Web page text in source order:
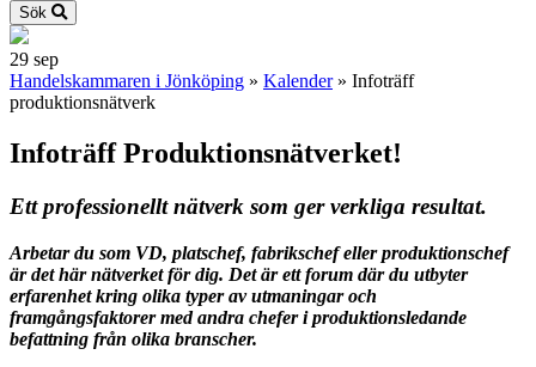
Sök
29 sep
Handelskammaren i Jönköping » Kalender » Infoträff
produktionsnätverk
Infoträff Produktionsnätverket!
Ett professionellt nätverk som ger verkliga resultat.
Arbetar du som VD, platschef, fabrikschef eller produktionschef
är det här nätverket för dig. Det är ett forum där du utbyter
erfarenhet kring olika typer av utmaningar och
framgångsfaktorer med andra chefer i produktionsledande
befattning från olika branscher.